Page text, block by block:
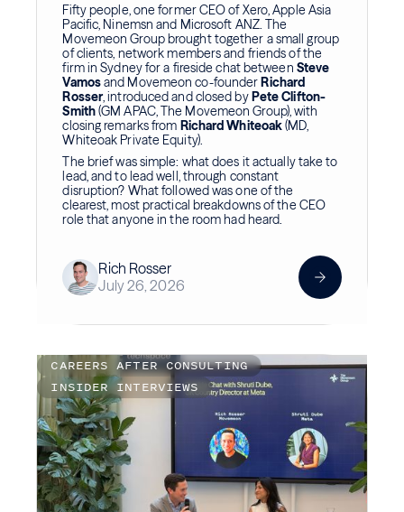
Fifty people, one former CEO of Xero, Apple Asia
Pacific, Ninemsn and Microsoft ANZ. The
Movemeon Group brought together a small group
of clients, network members and friends of the
firm in Sydney for a fireside chat between Steve
Vamosand Movemeon co-founderRichard
Rosser, introduced and closed byPete Clifton-
Smith(GM APAC, The Movemeon Group), with
closing remarks from Richard Whiteoak(MD,
Whiteoak Private Equity).
The brief was simple: what does it actually take to
lead, and to lead well, through constant
disruption? What followed was one of the
clearest, most practical breakdowns of the CEO
role that anyone in the room had heard.
Rich Rosser
July 26, 2026
CAREERS AFTER CONSULTING
INSIDER INTERVIEWS